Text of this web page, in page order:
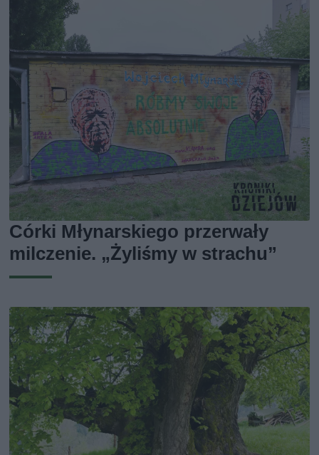
Córki Młynarskiego przerwały
milczenie. „Żyliśmy w strachu”